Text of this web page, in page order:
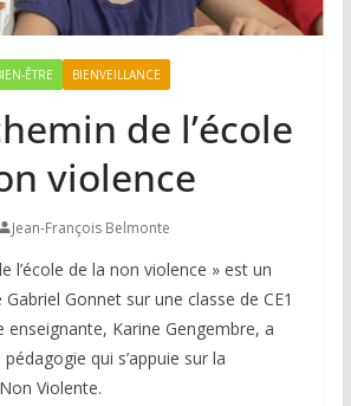
ÊTRE BIENVEILLANCE
de l’école
violence
Jean-François Belmonte
l’école de la non violence » est un
Gonnet sur une classe de CE1
enseignante, Karine Gengembre, a
qui s’appuie sur la
Violente.